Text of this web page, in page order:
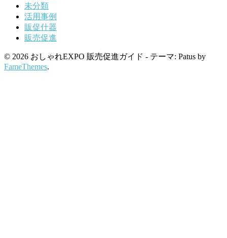
未分類
活用事例
販促什器
販売促進
© 2026 おしゃれEXPO 販売促進ガイド - テーマ: Patus by
FameThemes.